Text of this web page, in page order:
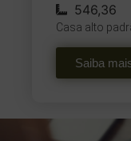
546,36
Casa alto
Saiba